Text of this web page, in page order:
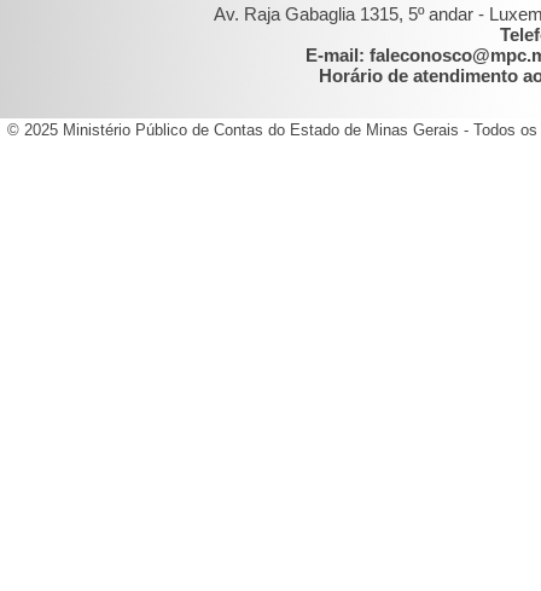
Av. Raja Gabaglia 1315, 5º andar -
E-mail:
Horário de atendimento
© 2025 Ministério Público de Contas do Estado de Minas Gerais - Todos